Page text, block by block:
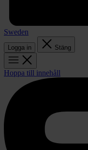
Sweden
Logga in Stäng
Hoppa till innehåll